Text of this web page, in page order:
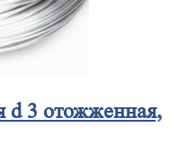
d 3 отожженная,